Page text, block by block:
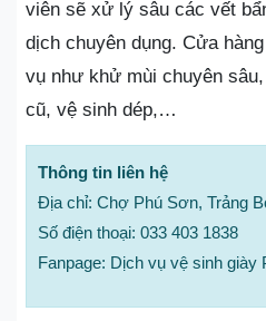
viên sẽ xử lý sâu các vết
dịch chuyên dụng. Cửa
vụ như khử mùi chuyên
cũ, vệ sinh dép,…
Thông tin liên hệ
Địa chỉ: Chợ Phú Sơn, Trảng
Số điện thoại: 033 403 1838
Fanpage: Dịch vụ vệ sinh giày